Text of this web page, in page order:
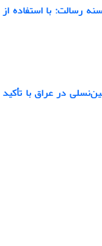
رسالت: با استفاده
در عراق با